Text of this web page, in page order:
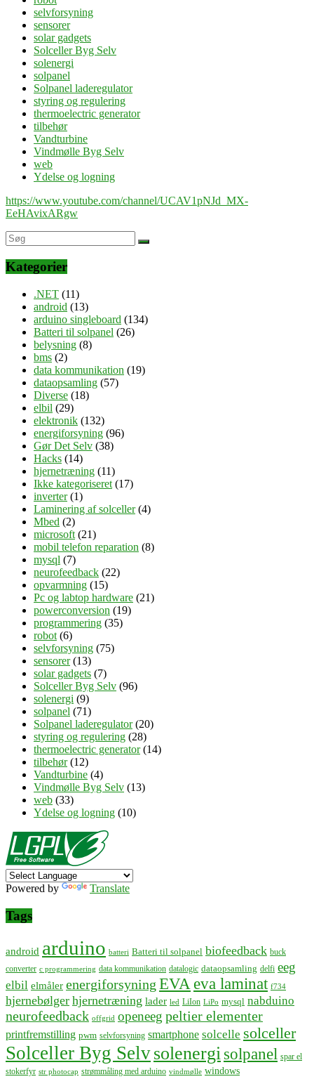
selvforsyning
sensorer
solar gadgets
Solceller Byg Selv
solenergi
solpanel
Solpanel laderegulator
styring og regulering
thermoelectric generator
tilbehør
Vandturbine
Vindmølle Byg Selv
web
Ydelse og logning
https://www.youtube.com/channel/UCAV1pNJd_MX-
EeHAvixARgw
Kategorier
.NET (11)
android (13)
arduino singleboard (134)
Batteri til solpanel (26)
belysning (8)
bms (2)
data kommunikation (19)
dataopsamling (57)
Diverse (18)
elbil (29)
elektronik (132)
energiforsyning (96)
Gør Det Selv (38)
Hacks (14)
hjernetræning (11)
Ikke kategoriseret (17)
inverter(1)
Laminering af solceller(4)
Mbed (2)
microsoft (21)
mobil telefon reparation (8)
mysql (7)
neurofeedback (22)
opvarmning (15)
Pc og labtop hardware (21)
powerconversion (19)
programmering (35)
robot (6)
selvforsyning (75)
sensorer(13)
solar gadgets (7)
Solceller Byg Selv (96)
solenergi (9)
solpanel (71)
Solpanel laderegulator(20)
styring og regulering (28)
thermoelectric generator(14)
tilbehør(12)
Vandturbine (4)
Vindmølle Byg Selv (13)
web (33)
Ydelse og logning (10)
Powered by Translate
Tags
android arduino batteri Batteri til solpanel biofeedback buck
converter c programmering data kommunikation datalogic dataopsamling delfi eeg
elbil elmåler energiforsyning EVA eva laminat f734
hjernebølger hjernetræning lader led LiIon LiPo mysql nabduino
neurofeedback offgrid openeeg peltier elementer
printfremstilling pwm selvforsyning smartphone solcelle solceller
Solceller Byg Selvsolenergisolpanel spar el
stokerfyr str photocap strømmåling med arduino vindmølle windows